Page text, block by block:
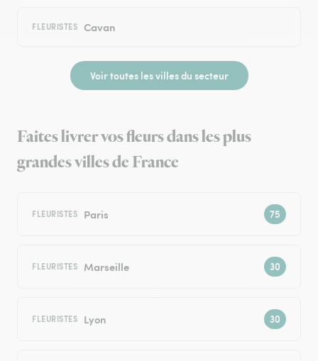
FLEURISTES Cavan
Voir toutes les villes du secteur
Faites livrer vos fleurs dans les plus
grandes villes de France
FLEURISTES Paris
FLEURISTES Marseille
FLEURISTES Lyon